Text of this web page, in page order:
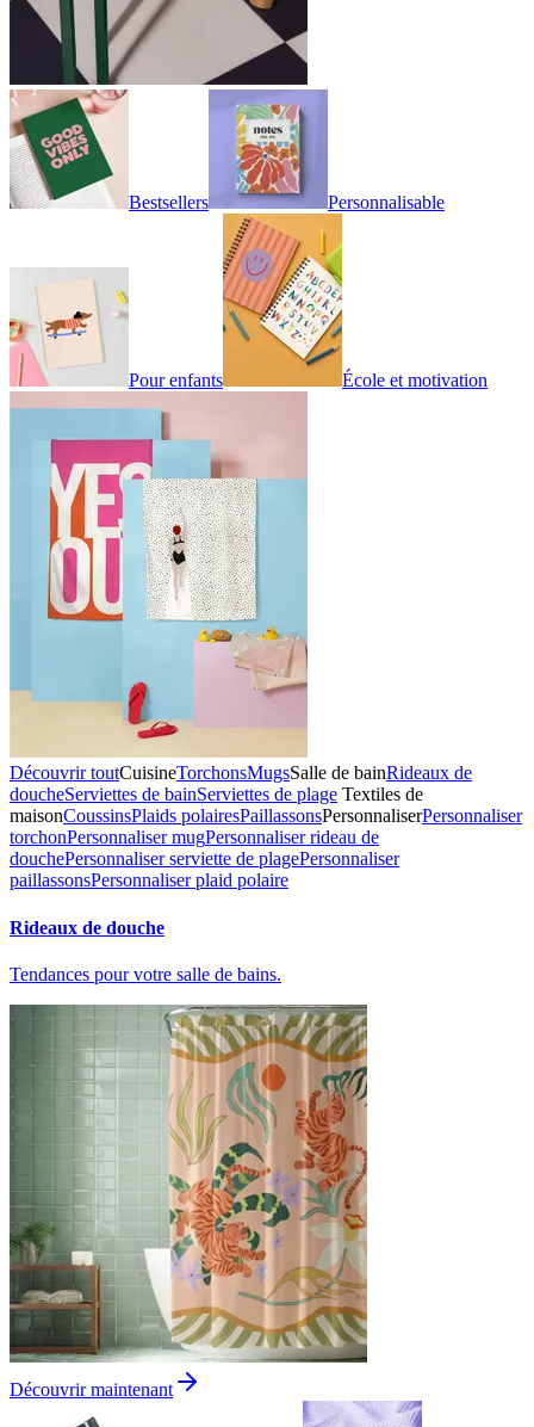
Bestsellers Personnalisable
Pour enfants École et motivation
Découvrir toutCuisineTorchonsMugsSalle de bainRideaux de
doucheServiettes de bainServiettes de plage Textiles de
maisonCoussinsPlaids polairesPaillassonsPersonnaliserPersonnaliser
torchonPersonnaliser mugPersonnaliser rideau de
douchePersonnaliser serviette de plagePersonnaliser
paillassonsPersonnaliser plaid polaire
Rideaux de douche
Tendances pour votre salle de bains.
Découvrir maintenant